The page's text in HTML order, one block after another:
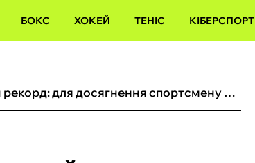
БОКС ХОКЕЙ ТЕНІС КІБЕРСПОРТ
Українець встановив унікальний рекорд: для досягнення спортсмену потрібно було 1861 день та 28 734 км